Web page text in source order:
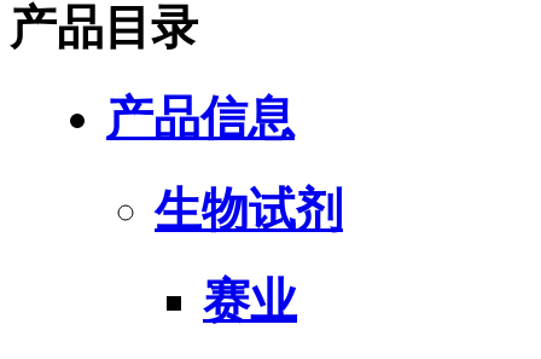
产品目录
产品信息
生物试剂
赛业